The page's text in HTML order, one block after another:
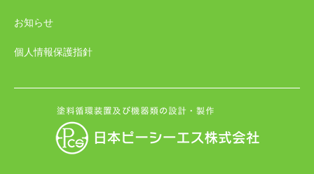
お知らせ
個人情報保護指針